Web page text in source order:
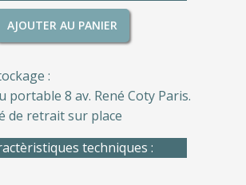
AJOUTER AU PANIER
:
portable 8 av. René Coty Paris.
de retrait sur place
techniques :